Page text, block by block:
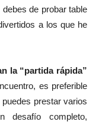
de probar table
a los que he
la “partida rápida”
es preferible
prestar varios
desafío completo,